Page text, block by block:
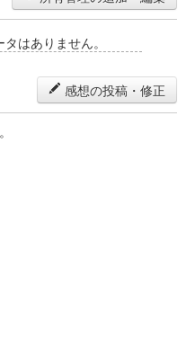
はありません。
感想の投稿・修正